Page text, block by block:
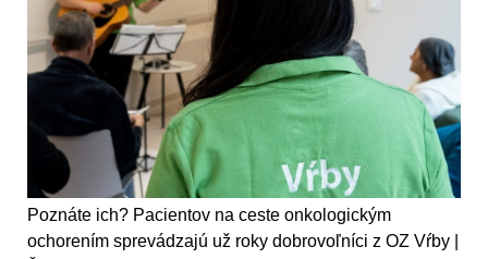
Poznáte ich? Pacientov na ceste onkologickým
ochorením sprevádzajú už roky dobrovoľníci z OZ Vŕby |